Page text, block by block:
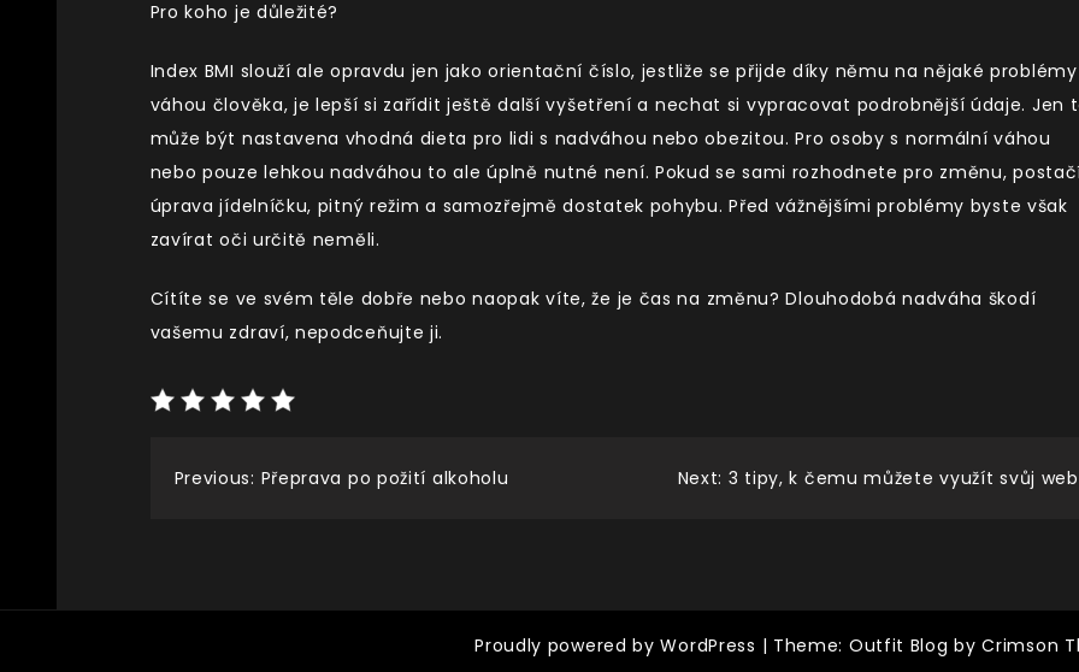
Pro koho je důležité?
Index BMI slouží ale opravdu jen jako orientační číslo, jestliže se přijde díky němu na nějaké
váhou člověka, je lepší si zařídit ještě další vyšetření a nechat si vypracovat podrobnější údaje. Jen
může být nastavena vhodná dieta pro lidi s nadváhou nebo obezitou. Pro osoby s normální váhou
nebo pouze lehkou nadváhou to ale úplně nutné není. Pokud se sami rozhodnete pro změnu,
úprava jídelníčku, pitný režim a samozřejmě dostatek pohybu. Před vážnějšími problémy byste však
zavírat oči určitě neměli.
Cítíte se ve svém těle dobře nebo naopak víte, že je čas na změnu? Dlouhodobá nadváha škodí
vašemu zdraví, nepodceňujte ji.
Navigace
příspěvek
Previous: Přeprava po požití alkoholu Next: 3 tipy, k čemu můžete využít svůj web
Proudly powered by WordPress | Theme: Outfit Blog by Crimson